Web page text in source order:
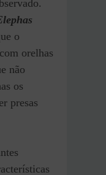
o
orelhas
não
os
presas